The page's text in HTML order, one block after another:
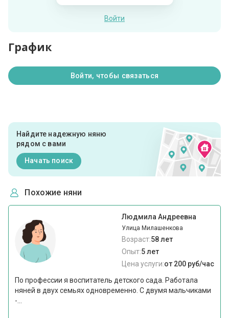
Войти
График
Войти, чтобы связаться
Найдите надежную няню
рядом с вами
Начать поиск
Похожие няни
Людмила Андреевна
Улица Милашенкова
Возраст:58 лет
Опыт:5 лет
Цена услуги:от 200 руб/час
По профессии я воспитатель детского сада. Работала
няней в двух семьях одновременно. С двумя мальчиками
-...